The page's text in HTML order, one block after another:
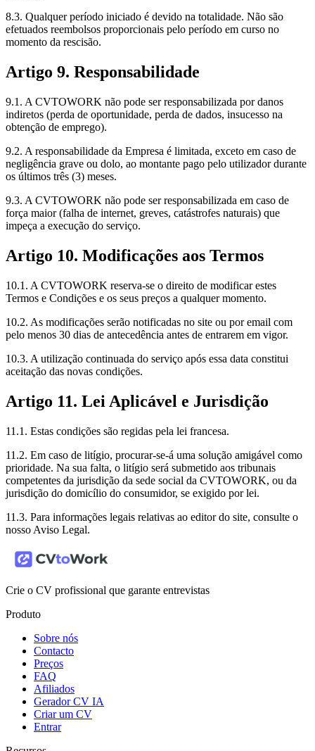
8.3. Qualquer período iniciado é devido na totalidade. Não são
efetuados reembolsos proporcionais pelo período em curso no
momento da rescisão.
Artigo 9. Responsabilidade
9.1. A CVTOWORK não pode ser responsabilizada por danos
indiretos (perda de oportunidade, perda de dados, insucesso na
obtenção de emprego).
9.2. A responsabilidade da Empresa é limitada, exceto em caso de
negligência grave ou dolo, ao montante pago pelo utilizador durante
os últimos três (3) meses.
9.3. A CVTOWORK não pode ser responsabilizada em caso de
força maior (falha de internet, greves, catástrofes naturais) que
impeça a execução do serviço.
Artigo 10. Modificações aos Termos
10.1. A CVTOWORK reserva-se o direito de modificar estes
Termos e Condições e os seus preços a qualquer momento.
10.2. As modificações serão notificadas no site ou por email com
pelo menos 30 dias de antecedência antes de entrarem em vigor.
10.3. A utilização continuada do serviço após essa data constitui
aceitação das novas condições.
Artigo 11. Lei Aplicável e Jurisdição
11.1. Estas condições são regidas pela lei francesa.
11.2. Em caso de litígio, procurar-se-á uma solução amigável como
prioridade. Na sua falta, o litígio será submetido aos tribunais
competentes da jurisdição da sede social da CVTOWORK, ou da
jurisdição do domicílio do consumidor, se exigido por lei.
11.3. Para informações legais relativas ao editor do site, consulte o
nosso Aviso Legal.
Crie o CV profissional que garante entrevistas
Produto
Sobre nós
Contacto
Preços
FAQ
Afiliados
Gerador CV IA
Criar um CV
Entrar